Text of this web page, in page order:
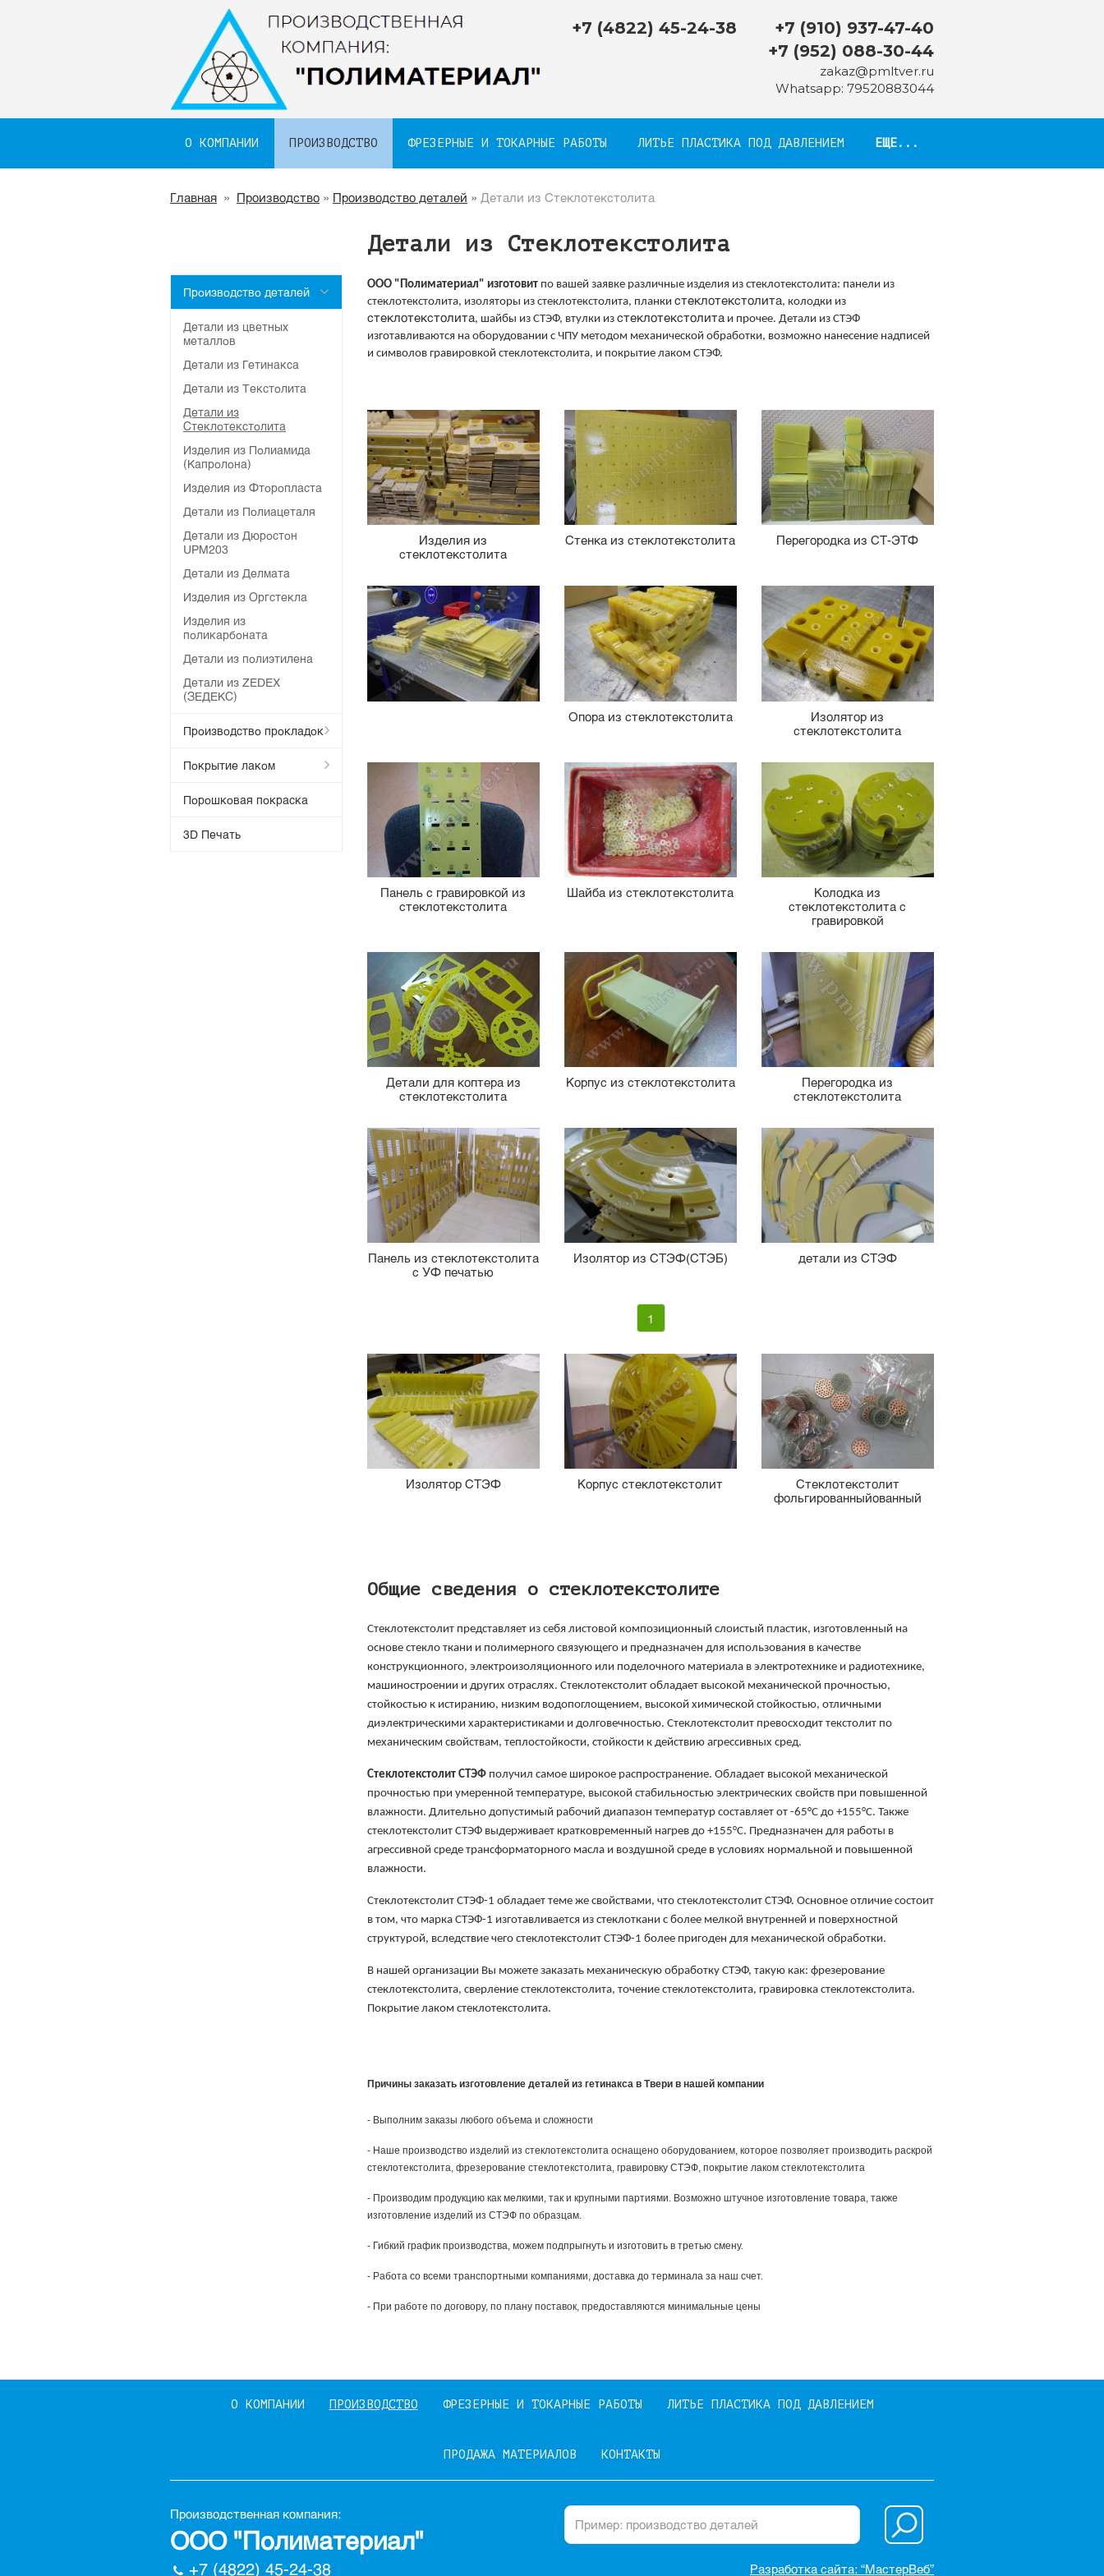
+7 (4822) 45-24-38
+7 (910) 937-47-40
+7 (952) 088-30-44
zakaz@pmltver.ru
Whatsapp: 79520883044
О КОМПАНИИ ПРОИЗВОДСТВО ФРЕЗЕРНЫЕ И ТОКАРНЫЕ РАБОТЫ ЛИТЬЕ ПЛАСТИКА ПОД ДАВЛЕНИЕМ ЕЩЕ...
Главная » Производство » Производство деталей » Детали из Стеклотекстолита
Детали из Стеклотекстолита
ООО "Полиматериал" изготовит по вашей заявке различные изделия из стеклотекстолита: панели из
стеклотекстолита, изоляторы из стеклотекстолита, планки стеклотекстолита, колодки из
стеклотекстолита, шайбы из СТЭФ, втулки из стеклотекстолита и прочее. Детали из СТЭФ
изготавливаются на оборудовании с ЧПУ методом механической обработки, возможно нанесение надписей
и символов гравировкой стеклотекстолита, и покрытие лаком СТЭФ.
Изделия из
стеклотекстолита
Стенка из стеклотекстолита Перегородка из СТ-ЭТФ
Опора из стеклотекстолита
Изолятор из
стеклотекстолита
Панель с гравировкой из
стеклотекстолита
Шайба из стеклотекстолита
Колодка из
стеклотекстолита с
гравировкой
Детали для коптера из
стеклотекстолита
Корпус из стеклотекстолита
Перегородка из
стеклотекстолита
Панель из стеклотекстолита
с УФ печатью
Изолятор из СТЭФ(СТЭБ) детали из СТЭФ
1
Изолятор СТЭФ Корпус стеклотекстолит
Стеклотекстолит
фольгированныйованный
Общие сведения о стеклотекстолите
Стеклотекстолит представляет из себя листовой композиционный слоистый пластик, изготовленный на
основе стекло ткани и полимерного связующего и предназначен для использования в качестве
конструкционного, электроизоляционного или поделочного материала в электротехнике и радиотехнике,
машиностроении и других отраслях. Стеклотекстолит обладает высокой механической прочностью,
стойкостью к истиранию, низким водопоглощением, высокой химической стойкостью, отличными
диэлектрическими характеристиками и долговечностью. Стеклотекстолит превосходит текстолит по
механическим свойствам, теплостойкости, стойкости к действию агрессивных сред.
Cтеклотекстолит СТЭФ получил самое широкое распространение. Обладает высокой механической
прочностью при умеренной температуре, высокой стабильностью электрических свойств при повышенной
влажности. Длительно допустимый рабочий диапазон температур составляет от -65°C до +155°С. Также
стеклотекстолит СТЭФ выдерживает кратковременный нагрев до +155°С. Предназначен для работы в
агрессивной среде трансформаторного масла и воздушной среде в условиях нормальной и повышенной
влажности.
Стеклотекстолит СТЭФ-1 обладает теме же свойствами, что стеклотекстолит СТЭФ. Основное отличие состоит
в том, что марка СТЭФ-1 изготавливается из стеклоткани с более мелкой внутренней и поверхностной
структурой, вследствие чего стеклотекстолит СТЭФ-1 более пригоден для механической обработки.
В нашей организации Вы можете заказать механическую обработку СТЭФ, такую как: фрезерование
стеклотекстолита, сверление стеклотекстолита, точение стеклотекстолита, гравировка стеклотекстолита.
Покрытие лаком стеклотекстолита.
Причины заказать изготовление деталей из гетинакса в Твери в нашей компании
- Выполним заказы любого объема и сложности
- Наше производство изделий из стеклотекстолита оснащено оборудованием, которое позволяет производить раскрой
стеклотекстолита, фрезерование стеклотекстолита, гравировку СТЭФ, покрытие лаком стеклотекстолита
- Производим продукцию как мелкими, так и крупными партиями. Возможно штучное изготовление товара, также
изготовление изделий из СТЭФ по образцам.
- Гибкий график производства, можем подпрыгнуть и изготовить в третью смену.
- Работа со всеми транспортными компаниями, доставка до терминала за наш счет.
- При работе по договору, по плану поставок, предоставляются минимальные цены
Производство деталей
Детали из цветных
металлов
Детали из Гетинакса
Детали из Текстолита
Детали из
Стеклотекстолита
Изделия из Полиамида
(Капролона)
Изделия из Фторопласта
Детали из Полиацеталя
Детали из Дюростон
UPM203
Детали из Делмата
Изделия из Оргстекла
Изделия из
поликарбоната
Детали из полиэтилена
Детали из ZEDEX
(ЗЕДЕКС)
Производство прокладок
Покрытие лаком
Порошковая покраска
3D Печать
О КОМПАНИИ ПРОИЗВОДСТВО ФРЕЗЕРНЫЕ И ТОКАРНЫЕ РАБОТЫ ЛИТЬЕ ПЛАСТИКА ПОД ДАВЛЕНИЕМ
ПРОДАЖА МАТЕРИАЛОВ КОНТАКТЫ
Производственная компания:
ООО "Полиматериал"
+7 (4822) 45-24-38 Разработка сайта: “МастерВеб”